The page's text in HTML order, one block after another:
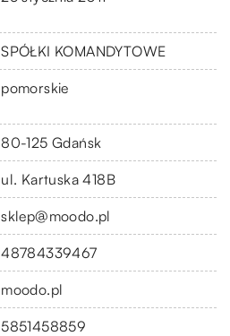
SPÓŁKI KOMANDYTOWE
pomorskie
80-125 Gdańsk
ul. Kartuska 418B
sklep@moodo.pl
48784339467
moodo.pl
5851458859